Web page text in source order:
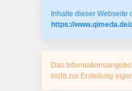
Inhalte dieser Webseite
https://
Das
nicht zur Erstellung